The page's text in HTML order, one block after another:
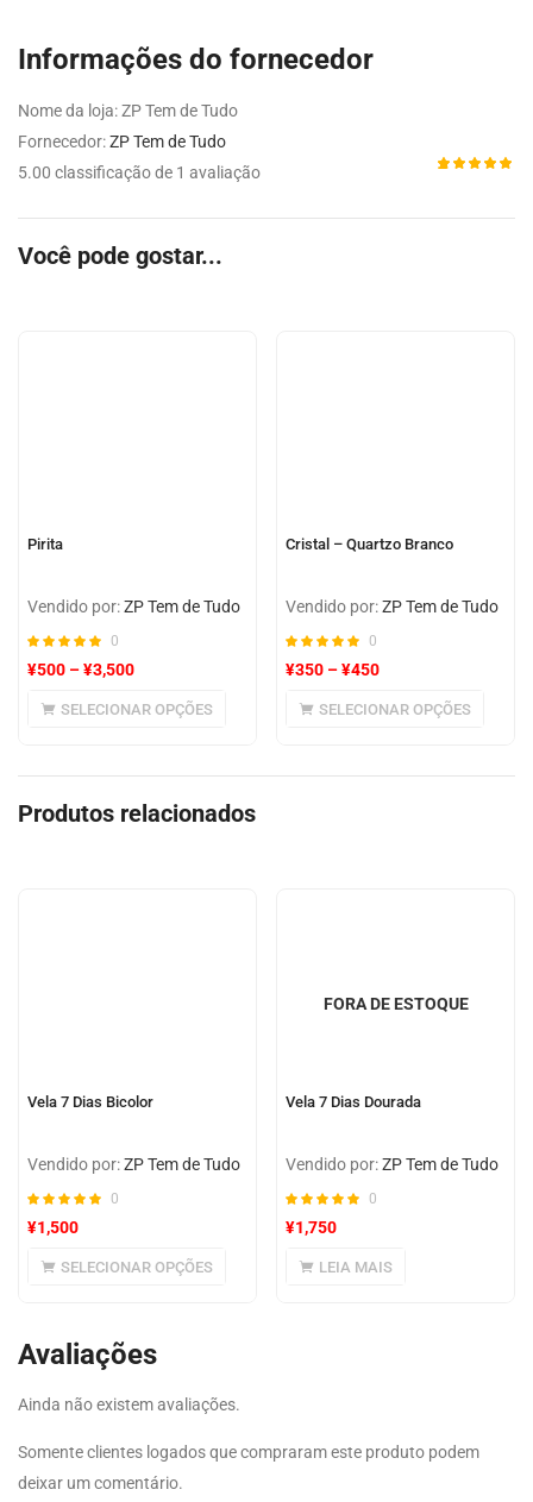
Informações do fornecedor
Nome da loja:ZP Tem de Tudo
Fornecedor:ZP Tem de Tudo
5.00 classificação de 1 avaliação
de 5,
Você pode gostar...
Pirita
Vendido por:ZP Tem de Tudo
0
¥500 –¥3,500
SELECIONAR OPÇÕES
Cristal – Quartzo Branco
Vendido por:ZP Tem de Tudo
0
¥350 –¥450
SELECIONAR OPÇÕES
Produtos relacionados
Vela 7 Dias Bicolor
Vendido por:ZP Tem de Tudo
0
¥1,500
SELECIONAR OPÇÕES
FORA DE ESTOQUE
Vela 7 Dias Dourada
Vendido por:ZP Tem de Tudo
0
¥1,750
LEIA MAIS
Avaliações
Ainda não existem avaliações.
Somente clientes logados que compraram este produto podem
deixar um comentário.